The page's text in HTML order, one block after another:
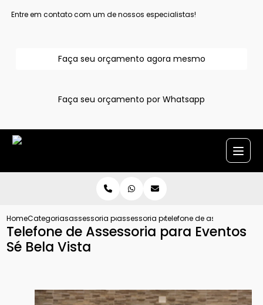
Entre em contato com um de nossos especialistas!
Faça seu orçamento agora mesmo
Faça seu orçamento por Whatsapp
HomeCategoriasassessoria para eventoassessoria para eventos sociais
telefone de assessoria
Telefone de Assessoria para Eventos
Sé Bela Vista